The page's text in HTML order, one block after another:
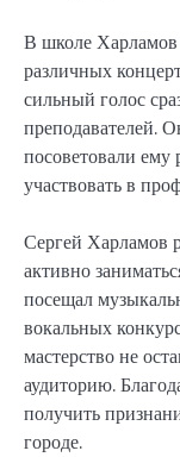
В школе Харламов
различных
сильный голос
преподавателей.
посоветовали ему
участвовать в
Сергей Харламов
активно
посещал
вокальных
мастерство не
аудиторию.
получить
городе.